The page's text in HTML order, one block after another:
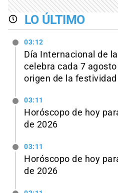
LO ÚLTIMO
03:12
Día Internacional de
celebra cada 7
origen de la festividad
03:11
Horóscopo de hoy
de 2026
03:11
Horóscopo de hoy
de 2026